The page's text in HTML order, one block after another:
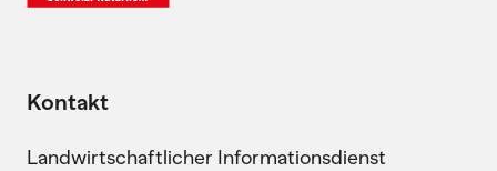
Kontakt
Landwirtschaftlicher Informationsdienst